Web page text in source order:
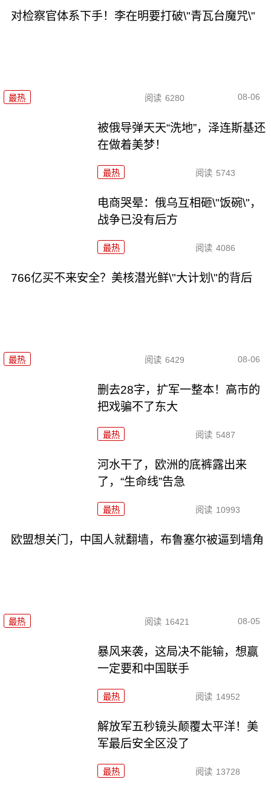
对检察官体系下手！李在明要打破\"青瓦台魔咒\"
最热 阅读 6280 08-06
被俄导弹天天“洗地”，泽连斯基还
在做着美梦！
最热 阅读 5743
电商哭晕：俄乌互相砸\"饭碗\"，
战争已没有后方
最热 阅读 4086
766亿买不来安全？美核潜光鲜\"大计划\"的背后
最热 阅读 6429 08-06
删去28字，扩军一整本！高市的
把戏骗不了东大
最热 阅读 5487
河水干了，欧洲的底裤露出来
了，“生命线”告急
最热 阅读 10993
欧盟想关门，中国人就翻墙，布鲁塞尔被逼到墙角
最热 阅读 16421 08-05
暴风来袭，这局决不能输，想赢
一定要和中国联手
最热 阅读 14952
解放军五秒镜头颠覆太平洋！美
军最后安全区没了
最热 阅读 13728